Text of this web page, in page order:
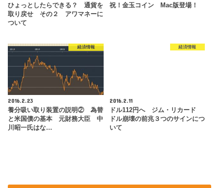
ひょっとしたらできる？ 通貨を
取り戻せ その２ アワマネーに
ついて
祝！金玉コイン Mac版登場！
経済情報
2016.2.23
養分吸い取り装置の説明② 為替
と米国債の基本 元財務大臣 中
川昭一氏はな…
経済情報
2016.2.11
ドル112円へ ジム・リカード
ドル崩壊の前兆３つのサインにつ
いて